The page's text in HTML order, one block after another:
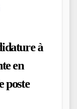
à
en
poste